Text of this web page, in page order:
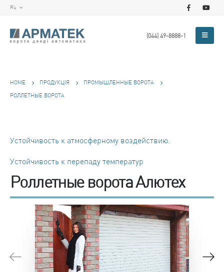
Ru
(044) 49-8888-1
HOME ПРОДУКЦІЯ
ПРОМЫШЛЕННЫЕ ВОРОТА
РОЛЛЕТНЫЕ ВОРОТА
Устойчивость к атмосферному воздействию.
Устойчивость к перепаду температур
Роллетные ворота Алютех